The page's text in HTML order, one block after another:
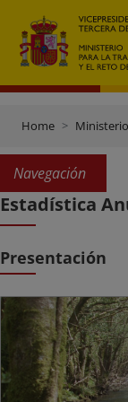
Home
Navegación
Estadística
Presentación